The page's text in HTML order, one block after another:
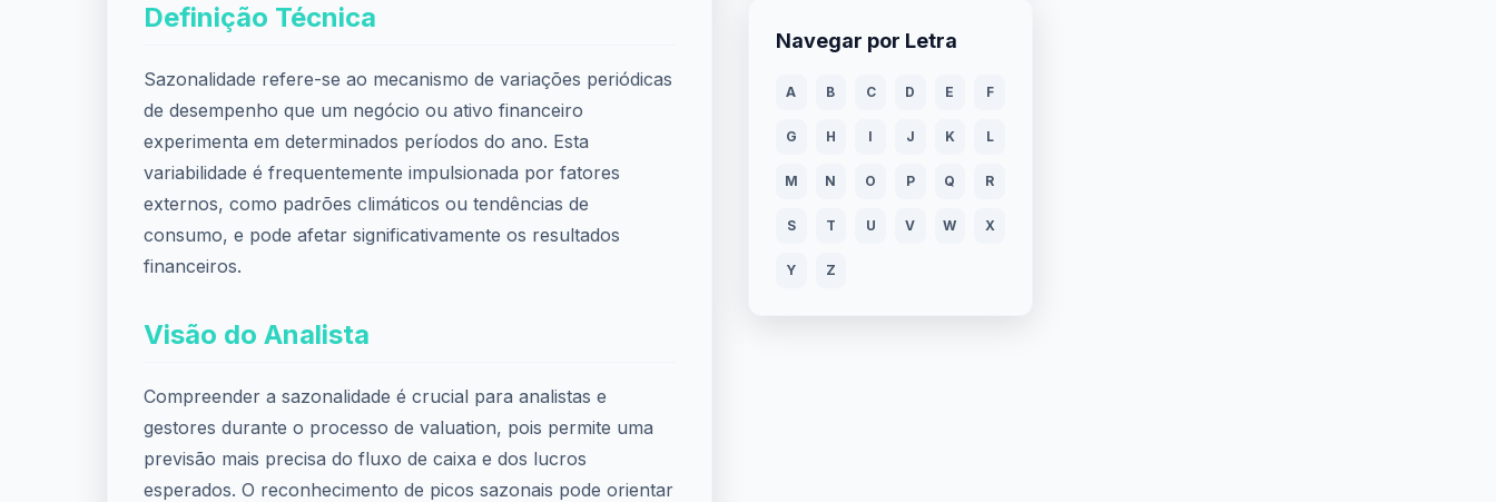
Definição Técnica
Sazonalidade refere-se ao mecanismo de variações periódicas
de desempenho que um negócio ou ativo financeiro
experimenta em determinados períodos do ano. Esta
variabilidade é frequentemente impulsionada por fatores
externos, como padrões climáticos ou tendências de
consumo, e pode afetar significativamente os resultados
financeiros.
Visão do Analista
Compreender a sazonalidade é crucial para analistas e
gestores durante o processo de valuation, pois permite uma
previsão mais precisa do fluxo de caixa e dos lucros
esperados. O reconhecimento de picos sazonais pode orientar
Navegar por Letra
A B C D E F
G H I J K L
M N O P Q R
S T U V W X
Y Z